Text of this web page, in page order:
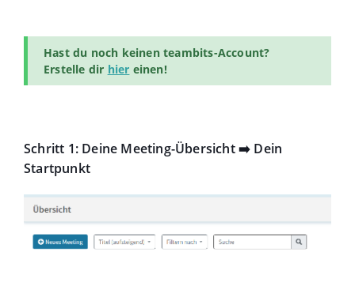
Hast du noch keinen teambits-Account?
Erstelle dir hier einen!
Schritt 1: Deine Meeting-Übersicht➡️ Dein
Startpunkt